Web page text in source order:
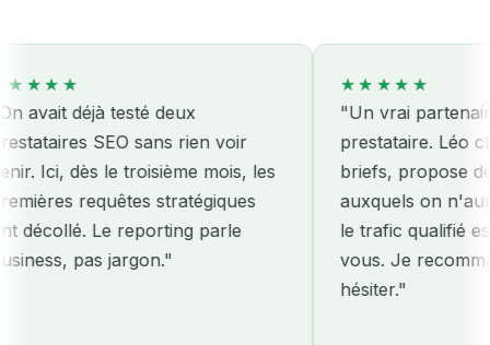
déjà testé deux
SEO sans rien voir
Ici, dès le troisième mois, les
requêtes stratégiques
Le reporting parle
pas jargon."
★★★★★
"Un vrai partenaire,
prestataire. Léo
briefs, propose des
auxquels on n'aurait
le trafic qualifié est
vous. Je
hésiter."